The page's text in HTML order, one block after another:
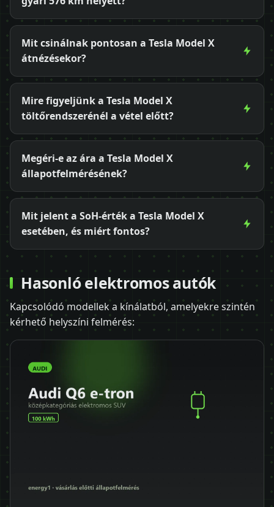
Mit csinálnak pontosan a Tesla Model X
átnézésekor?
Mire figyeljünk a Tesla Model X
töltőrendszerénél a vétel előtt?
Megéri-e az ára a Tesla Model X
állapotfelmérésének?
Mit jelent a SoH-érték a Tesla Model X
esetében, és miért fontos?
Hasonló elektromos autók
Kapcsolódó modellek a kínálatból, amelyekre szintén
kérhető helyszíni felmérés: